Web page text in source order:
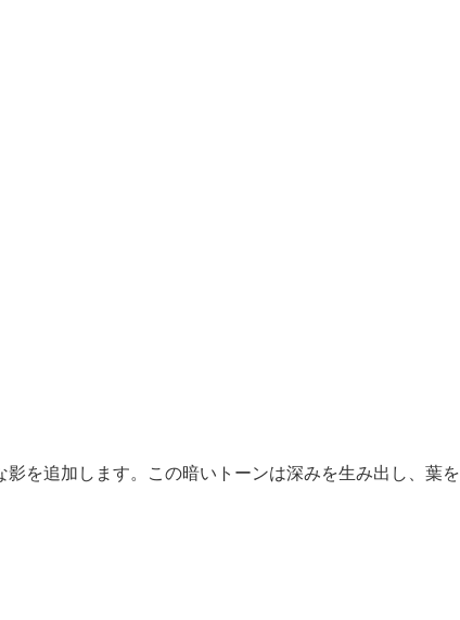
を追加します。この暗いトーンは深みを生み出し、葉を